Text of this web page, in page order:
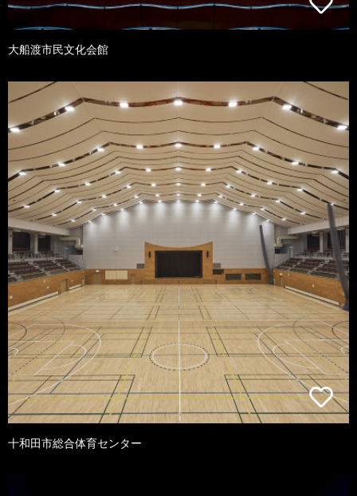
大船渡市民文化会館
十和田市総合体育センター